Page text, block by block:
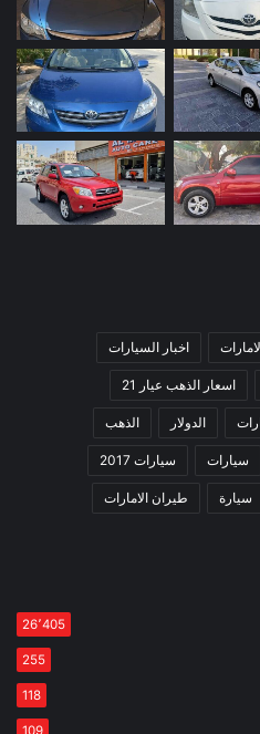
اخبار السيارات
اسعار الذهب عيار 21
الدولار الذهب
سيارات سيارات 2017
سيارة طيران الامارات
26٬405
255
118
109